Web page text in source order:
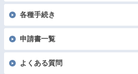
各種手続き
申請書一覧
よくある質問